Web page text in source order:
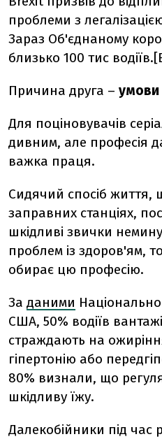
проблеми з
Зараз Об'єднаному
близько 100 тис
Причина друга – умови
Для поціновувачів
дивним, але професія
важка праця.
Сидячий спосіб життя,
заправних станціях,
шкідливі звички
проблем із здоров'ям,
обирає цю професію.
За даними
США, 50% водіїв
страждають на
гіпертонію або
80% визнали, що
шкідливу їжу.
Далекобійники під час